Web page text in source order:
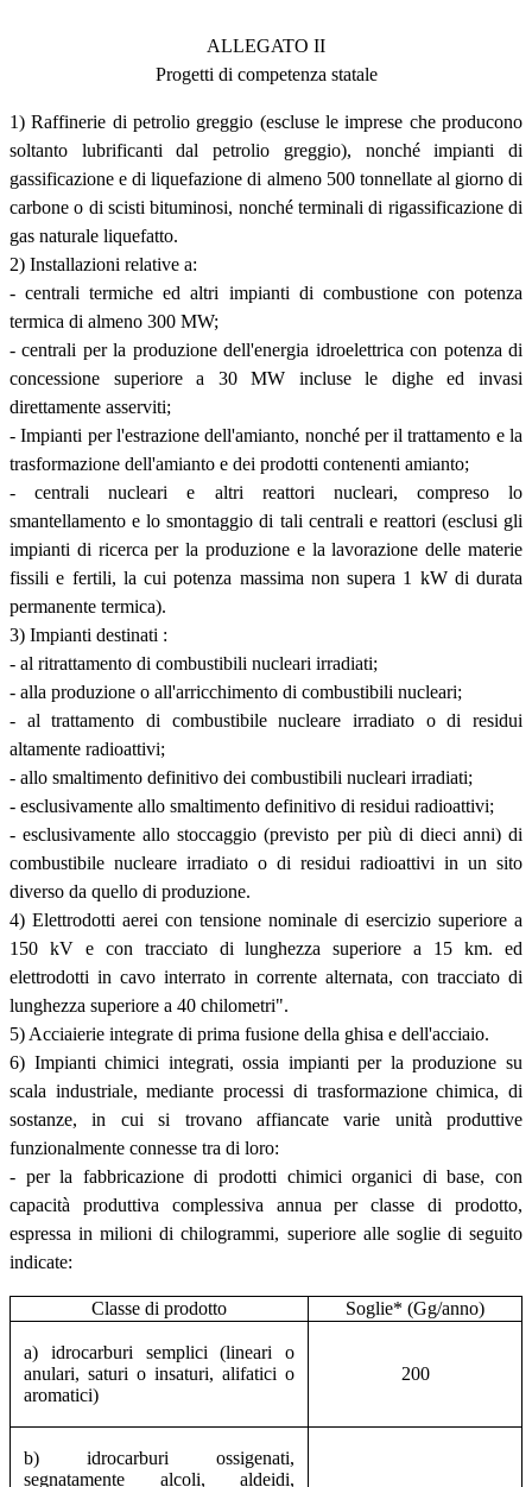
ALLEGATO II
Progetti di competenza statale
1) Raffinerie di petrolio greggio (escluse le imprese che producono
soltanto lubrificanti dal petrolio greggio), nonché impianti di
gassificazione e di liquefazione di almeno 500 tonnellate al giorno di
carbone o di scisti bituminosi, nonché terminali di rigassificazione di
gas naturale liquefatto.
2) Installazioni relative a:
- centrali termiche ed altri impianti di combustione con potenza
termica di almeno 300 MW;
- centrali per la produzione dell'energia idroelettrica con potenza di
concessione superiore a 30 MW incluse le dighe ed invasi
direttamente asserviti;
- Impianti per l'estrazione dell'amianto, nonché per il trattamento e la
trasformazione dell'amianto e dei prodotti contenenti amianto;
- centrali nucleari e altri reattori nucleari, compreso lo
smantellamento e lo smontaggio di tali centrali e reattori (esclusi gli
impianti di ricerca per la produzione e la lavorazione delle materie
fissili e fertili, la cui potenza massima non supera 1 kW di durata
permanente termica).
3) Impianti destinati :
- al ritrattamento di combustibili nucleari irradiati;
- alla produzione o all'arricchimento di combustibili nucleari;
- al trattamento di combustibile nucleare irradiato o di residui
altamente radioattivi;
- allo smaltimento definitivo dei combustibili nucleari irradiati;
- esclusivamente allo smaltimento definitivo di residui radioattivi;
- esclusivamente allo stoccaggio (previsto per più di dieci anni) di
combustibile nucleare irradiato o di residui radioattivi in un sito
diverso da quello di produzione.
4) Elettrodotti aerei con tensione nominale di esercizio superiore a
150 kV e con tracciato di lunghezza superiore a 15 km. ed
elettrodotti in cavo interrato in corrente alternata, con tracciato di
lunghezza superiore a 40 chilometri".
5) Acciaierie integrate di prima fusione della ghisa e dell'acciaio.
6) Impianti chimici integrati, ossia impianti per la produzione su
scala industriale, mediante processi di trasformazione chimica, di
sostanze, in cui si trovano affiancate varie unità produttive
funzionalmente connesse tra di loro:
- per la fabbricazione di prodotti chimici organici di base, con
capacità produttiva complessiva annua per classe di prodotto,
espressa in milioni di chilogrammi, superiore alle soglie di seguito
indicate:
Classe di prodotto Soglie* (Gg/anno)
a) idrocarburi semplici (lineari o
anulari, saturi o insaturi, alifatici o
aromatici)
200
b) idrocarburi ossigenati,
segnatamente alcoli, aldeidi,